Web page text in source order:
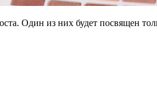
Один из них будет посвящен